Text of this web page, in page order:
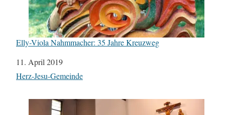
Elly-Viola Nahmmacher: 35 Jahre Kreuzweg
Datum
11. April 2019
In Bezug auf
Herz-Jesu-Gemeinde